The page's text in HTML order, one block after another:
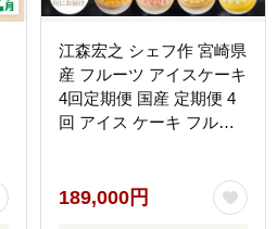
江森宏之 シェフ作 宮崎県
産 フルーツ アイスケーキ
4回定期便 国産 定期便 4
回 アイス ケーキ フルー
日 誕生日 冷凍ケーキ 冷
凍 グルメ デザート スイ
189,000円